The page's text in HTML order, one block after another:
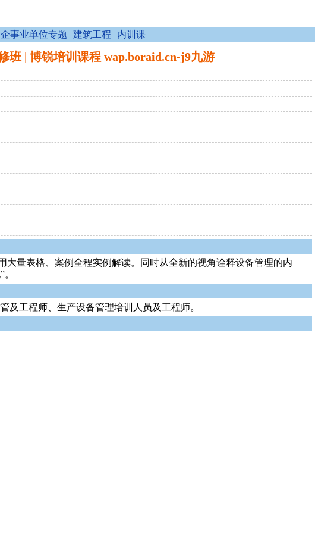
企事业单位专题 建筑工程 内训课
| 博锐培训课程 wap.boraid.cn-j9九游
量表格、案例全程实例解读。同时从全新的视角诠释设备管理的内
工程师、生产设备管理培训人员及工程师。